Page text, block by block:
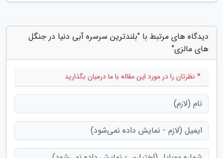
دیدگاه های مرتبط با "بلندترین سرسره آبی دنیا در جنگل
های مالزی"
* نظرتان را در مورد این مقاله با ما درمیان بگذارید